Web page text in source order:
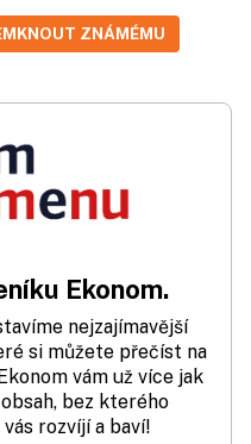
ZNÁMÉMU
Ekonom.
nejzajímavější
si můžete přečíst na
vám už více jak
bez kterého
rozvíjí a baví!